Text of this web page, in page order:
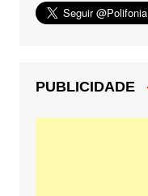
PUBLICIDADE